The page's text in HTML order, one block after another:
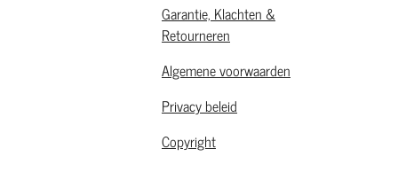
Garantie, Klachten &
Retourneren
Algemene voorwaarden
Privacy beleid
Copyright